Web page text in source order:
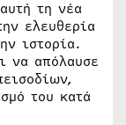
τη νέα
ελευθερία
ιστορία.
να απόλαυσε
του κατά